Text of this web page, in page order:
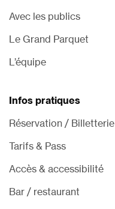
Avec les publics
Le Grand Parquet
L’équipe
Infos pratiques
Réservation / Billetterie
Tarifs & Pass
Accès & accessibilité
Bar / restaurant